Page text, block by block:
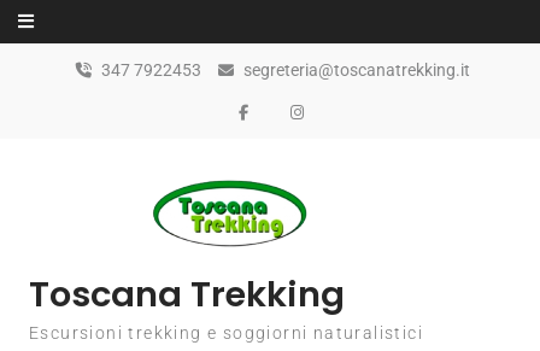
347 7922453 segreteria@toscanatrekking.it
Toscana Trekking
Escursioni trekking e soggiorni naturalistici